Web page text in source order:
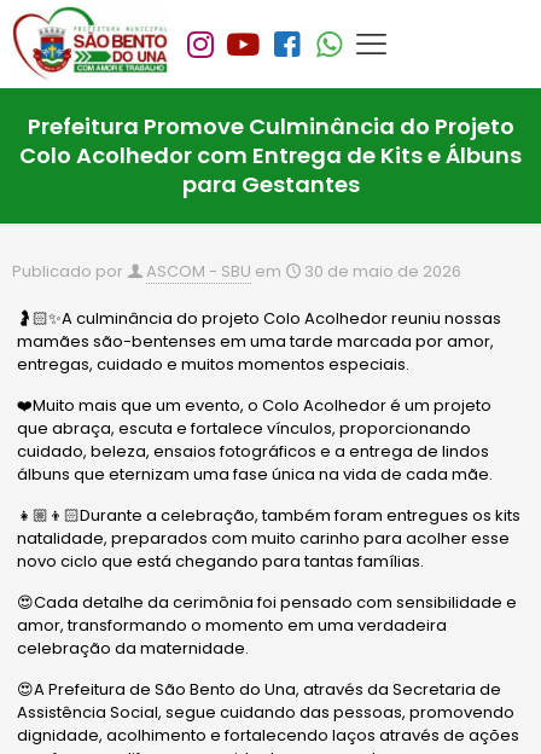
Prefeitura Promove Culminância do Projeto
Colo Acolhedor com Entrega de Kits e Álbuns
para Gestantes
Publicado por ASCOM - SBU em 30 de maio de 2026
🤰🏻✨A culminância do projeto Colo Acolhedor reuniu nossas
mamães são-bentenses em uma tarde marcada por amor,
entregas, cuidado e muitos momentos especiais.
❤️Muito mais que um evento, o Colo Acolhedor é um projeto
que abraça, escuta e fortalece vínculos, proporcionando
cuidado, beleza, ensaios fotográficos e a entrega de lindos
álbuns que eternizam uma fase única na vida de cada mãe.
👧🏼👦🏻Durante a celebração, também foram entregues os kits
natalidade, preparados com muito carinho para acolher esse
novo ciclo que está chegando para tantas famílias.
😍Cada detalhe da cerimônia foi pensado com sensibilidade e
amor, transformando o momento em uma verdadeira
celebração da maternidade.
😍A Prefeitura de São Bento do Una, através da Secretaria de
Assistência Social, segue cuidando das pessoas, promovendo
dignidade, acolhimento e fortalecendo laços através de ações